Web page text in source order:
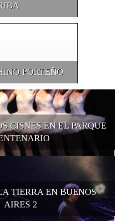
PORTEÑO
CISNES EN EL PARQUE
TIERRA EN BUENOS
AIRES 2